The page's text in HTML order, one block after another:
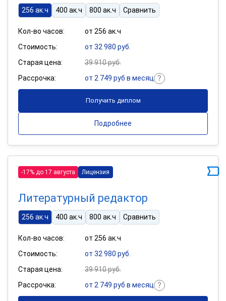
256 ак.ч 400 ак.ч 800 ак.ч Сравнить
Кол-во часов:
от 256 ак.ч
Стоимость:
от 32 980 руб.
Старая цена:
39 910 руб.
Рассрочка:
от 2 749 руб в месяц
Получить диплом
Подробнее
-17% до 17 августа Лицензия
Литературный редактор
256 ак.ч 400 ак.ч 800 ак.ч Сравнить
Кол-во часов:
от 256 ак.ч
Стоимость:
от 32 980 руб.
Старая цена:
39 910 руб.
Рассрочка:
от 2 749 руб в месяц